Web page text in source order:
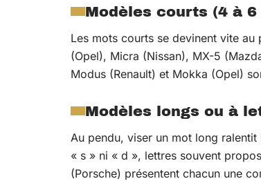
Modèles courts (4 à
Les mots courts se devinent vite
(Opel), Micra (Nissan), MX-5
Modus (Renault) et Mokka (Opel)
Modèles longs ou à
Au pendu, viser un mot long ralentit
« s » ni « d », lettres souvent
(Porsche) présentent chacun une